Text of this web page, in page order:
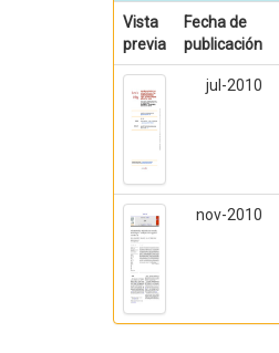
Vista
previa
Fecha de
publicación
jul-2010
nov-2010